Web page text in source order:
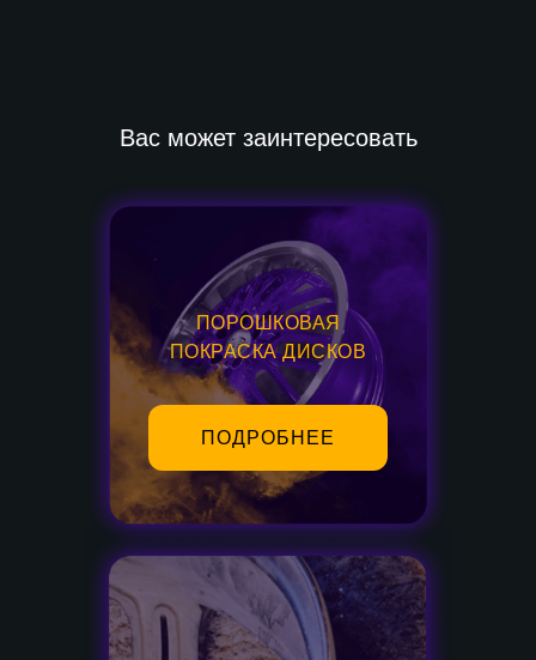
Вас может заинтересовать
ПОРОШКОВАЯ
ПОКРАСКА ДИСКОВ
ПОДРОБНЕЕ